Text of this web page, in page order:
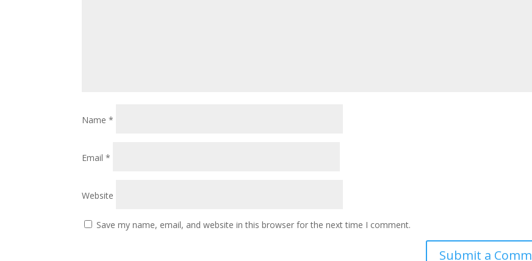
Name*
Email*
Website
Save my name, email, and website in this browser for the next time I comment.